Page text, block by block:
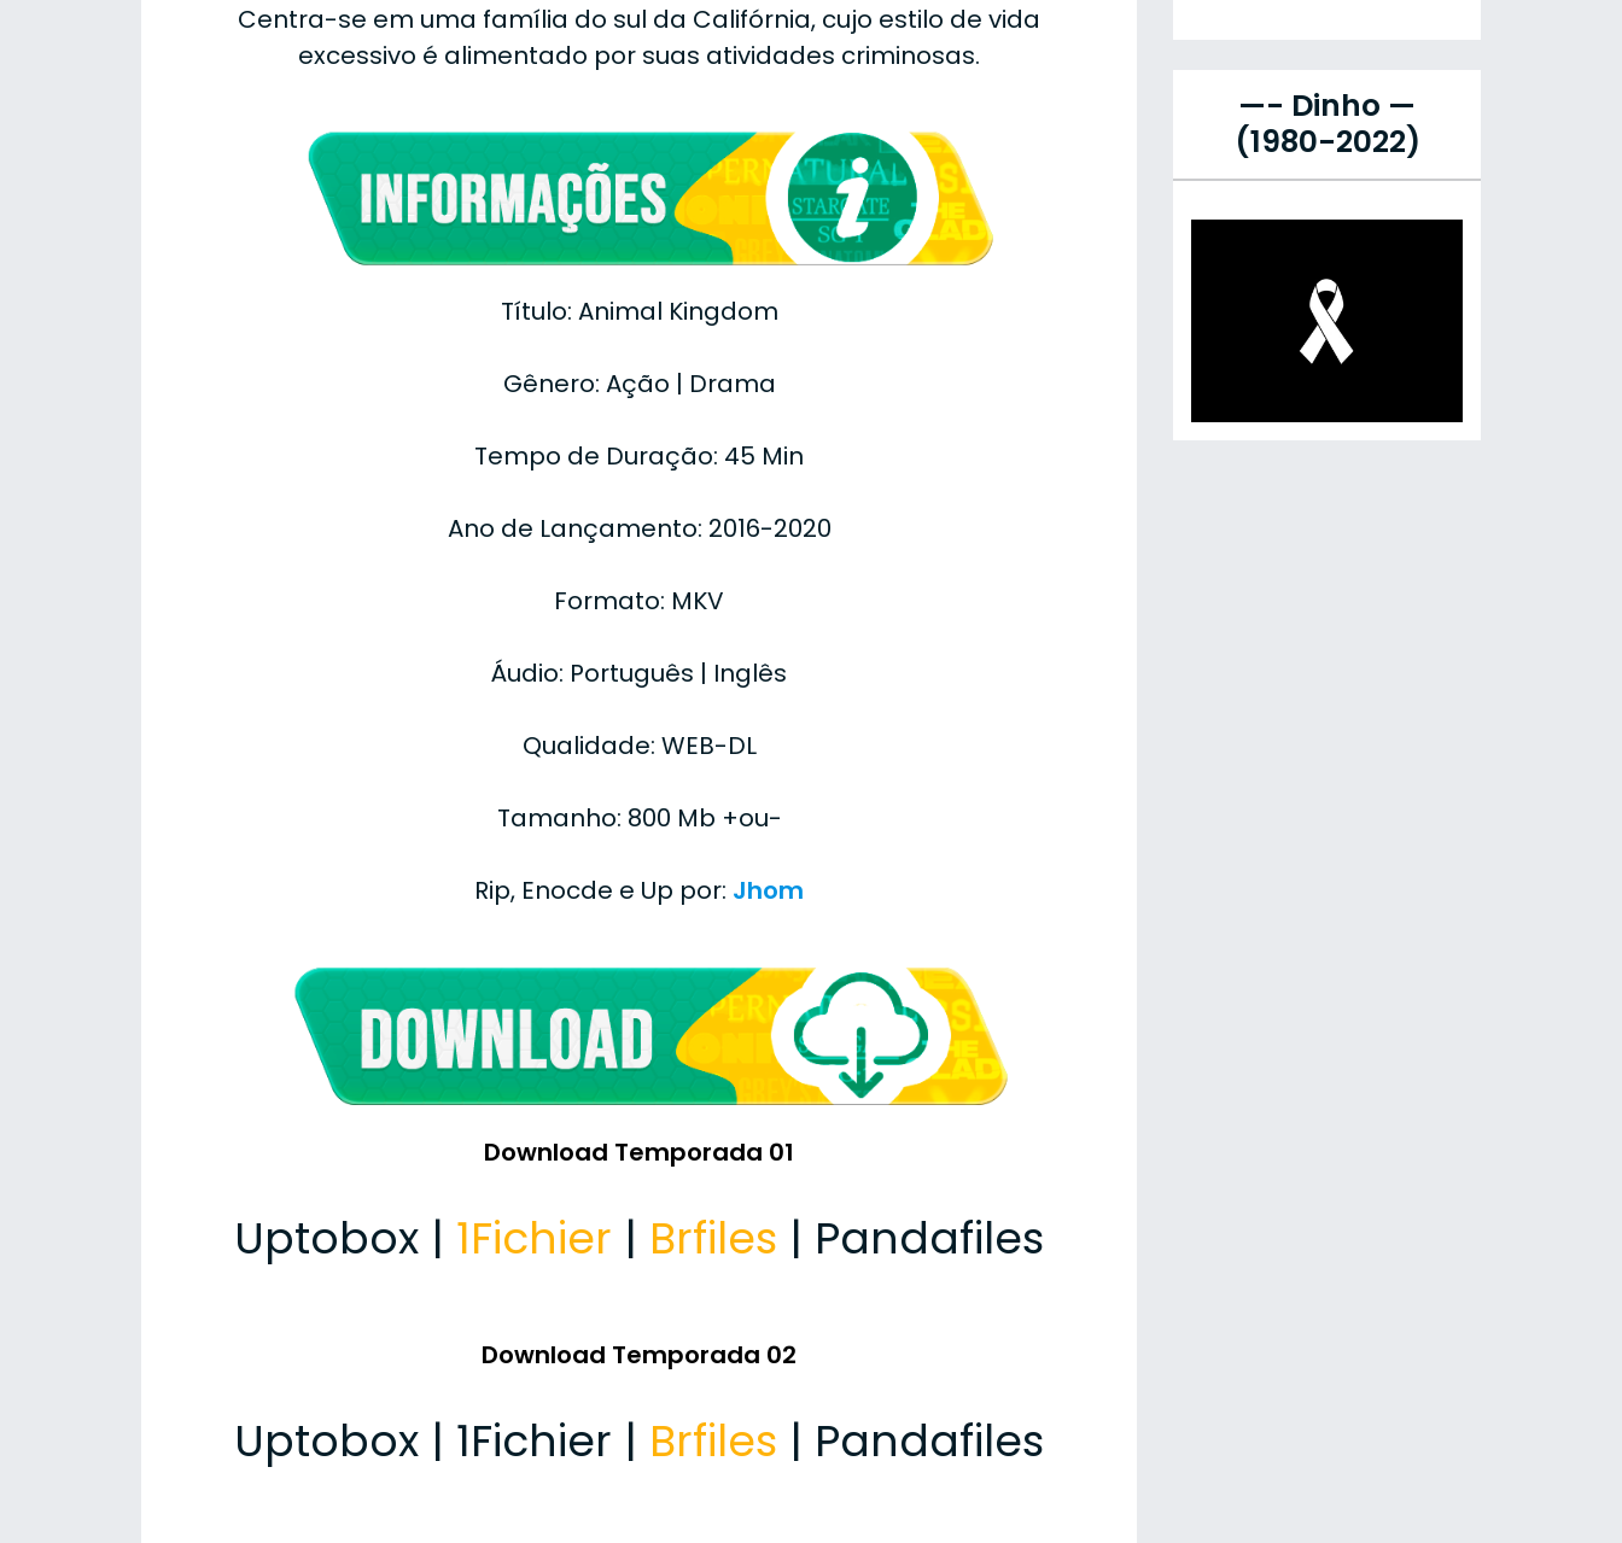
Centra-se em uma família do sul da Califórnia, cujo estilo de vida
excessivo é alimentado por suas atividades criminosas.
Título: Animal Kingdom
Gênero: Ação | Drama
Tempo de Duração: 45 Min
Ano de Lançamento: 2016-2020
Formato: MKV
Áudio: Português | Inglês
Qualidade: WEB-DL
Tamanho: 800 Mb +ou-
Rip, Enocde e Up por: Jhom
Download Temporada 01
Uptobox | 1Fichier | Brfiles | Pandafiles
Download Temporada 02
Uptobox | 1Fichier | Brfiles | Pandafiles
—- Dinho —
(1980-2022)